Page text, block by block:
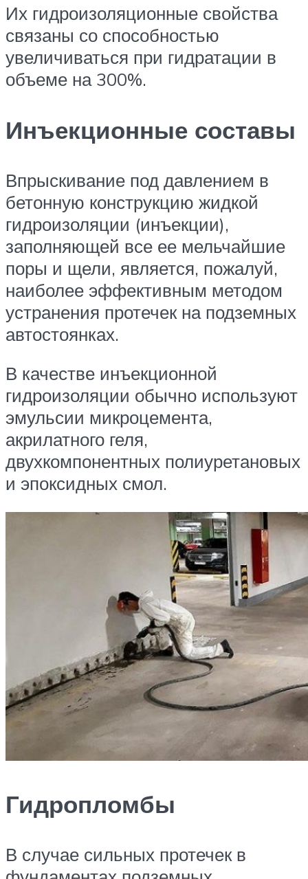
Их гидроизоляционные свойства
связаны со способностью
увеличиваться при гидратации в
объеме на 300%.
Инъекционные составы
Впрыскивание под давлением в
бетонную конструкцию жидкой
гидроизоляции (инъекции),
заполняющей все ее мельчайшие
поры и щели, является, пожалуй,
наиболее эффективным методом
устранения протечек на подземных
автостоянках.
В качестве инъекционной
гидроизоляции обычно используют
эмульсии микроцемента,
акрилатного геля,
двухкомпонентных полиуретановых
и эпоксидных смол.
Гидропломбы
В случае сильных протечек в